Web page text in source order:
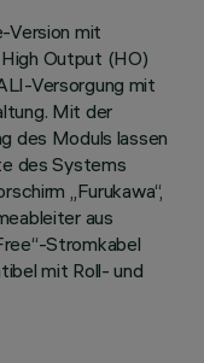
Version mit
Output (HO)
Versorgung mit
Mit der
des Moduls lassen
des Systems
„Furukawa“,
aus
Stromkabel
mit Roll- und